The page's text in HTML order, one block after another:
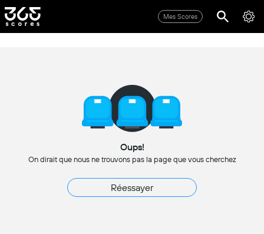
Mes Scores
Oups!
On dirait que nous ne trouvons pas la page que vous cherchez
Réessayer